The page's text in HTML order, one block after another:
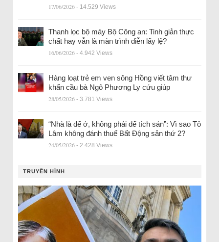
17/06/2026 - 14.529 Views
Thanh lọc bộ máy Bộ Công an: Tinh giản thực
chất hay vẫn là màn trình diễn lấy lệ?
16/06/2026 - 4.942 Views
Hàng loạt trẻ em ven sông Hồng viết tâm thư
khẩn cầu bà Ngô Phương Ly cứu giúp
28/05/2026 - 3.781 Views
“Nhà là để ở, không phải để tích sản”: Vì sao Tô
Lâm không đánh thuế Bất Động sản thứ 2?
24/05/2026 - 2.428 Views
TRUYỀN HÌNH